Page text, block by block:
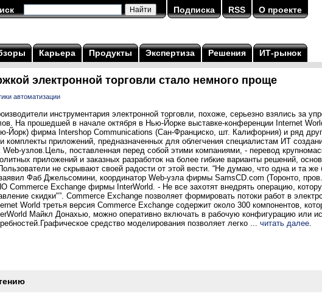
Подписка RSS О проекте
Карьера Продукты Экспертиза Решения ИТ-рынок
электронной торговли стало немного проще
автоматизации
инструментария электронной торговли, похоже, серьезно взялись за
На прошедшей в начале октября в Нью-Йорке выставке-конференции Internet
Йорк) фирма Intershop Communications (Сан-Франциско, шт. Калифорния) и ряд
комплекты приложений, предназначенных для облегчения специалистам ИТ
узлов.Цель, поставленная перед собой этими компаниями, - перевод
приложений и заказных разработок на более гибкие варианты решений,
не скрывают своей радости от этой вести. “Не думаю, что одна и та же
Фаб Джельсомини, координатор Web-узла фирмы SamsCD.com (Торонто,
Commerce Exchange фирмы InterWorld. - Не все захотят внедрять операцию,
скидки"”. Commerce Exchange позволяет формировать потоки работ в
World третья версия Commerce Exchange содержит около 300 компонентов,
Майкл Донахью, можно оперативно включать в рабочую конфигурацию или
средство моделирования позволяет легко ... читать далее.